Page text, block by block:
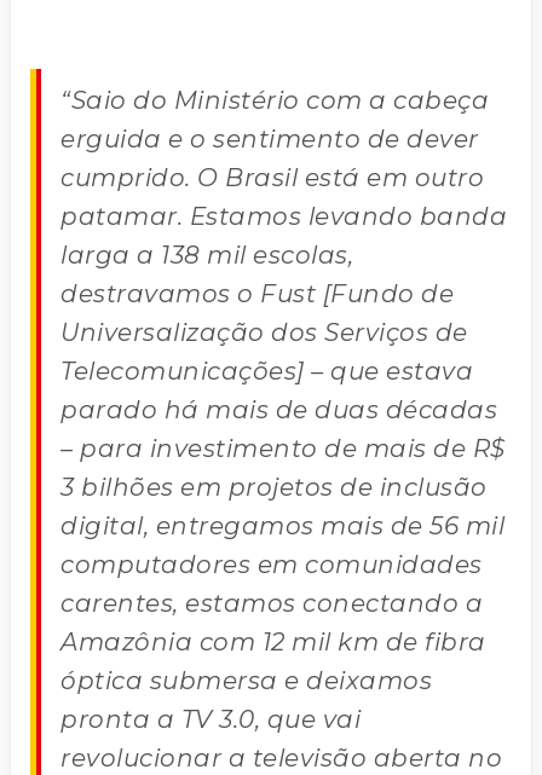
“Saio do Ministério com a cabeça
erguida e o sentimento de dever
cumprido. O Brasil está em outro
patamar. Estamos levando banda
larga a 138 mil escolas,
destravamos o Fust [Fundo de
Universalização dos Serviços de
Telecomunicações] – que estava
parado há mais de duas décadas
– para investimento de mais de R$
3 bilhões em projetos de inclusão
digital, entregamos mais de 56 mil
computadores em comunidades
carentes, estamos conectando a
Amazônia com 12 mil km de fibra
óptica submersa e deixamos
pronta a TV 3.0, que vai
revolucionar a televisão aberta no